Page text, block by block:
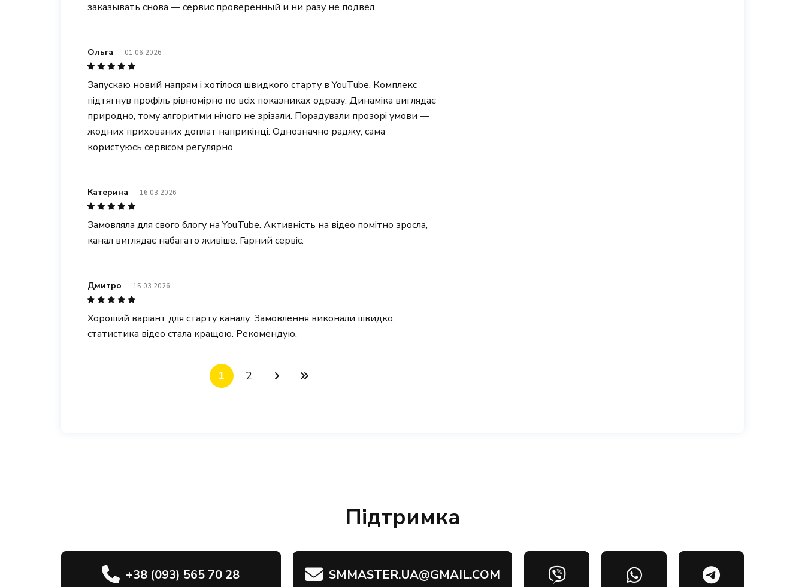
заказывать снова — сервис проверенный и ни разу не подвёл.
Ольга 01.06.2026
Запускаю новий напрям і хотілося швидкого старту в YouTube. Комплекс
підтягнув профіль рівномірно по всіх показниках одразу. Динаміка виглядає
природно, тому алгоритми нічого не зрізали. Порадували прозорі умови —
жодних прихованих доплат наприкінці. Однозначно раджу, сама
користуюсь сервісом регулярно.
Катерина 16.03.2026
Замовляла для свого блогу на YouTube. Активність на відео помітно зросла,
канал виглядає набагато живіше. Гарний сервіс.
Дмитро 15.03.2026
Хороший варіант для старту каналу. Замовлення виконали швидко,
статистика відео стала кращою. Рекомендую.
1 2
Підтримка
+38 (093) 565 70 28 SMMASTER.UA@GMAIL.COM